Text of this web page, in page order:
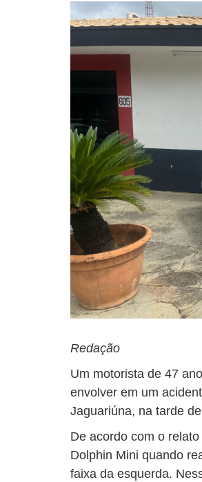
Redação
Um motorista de 47
envolver em um
Jaguariúna, na tarde
De acordo com o
Dolphin Mini quando
faixa da esquerda.